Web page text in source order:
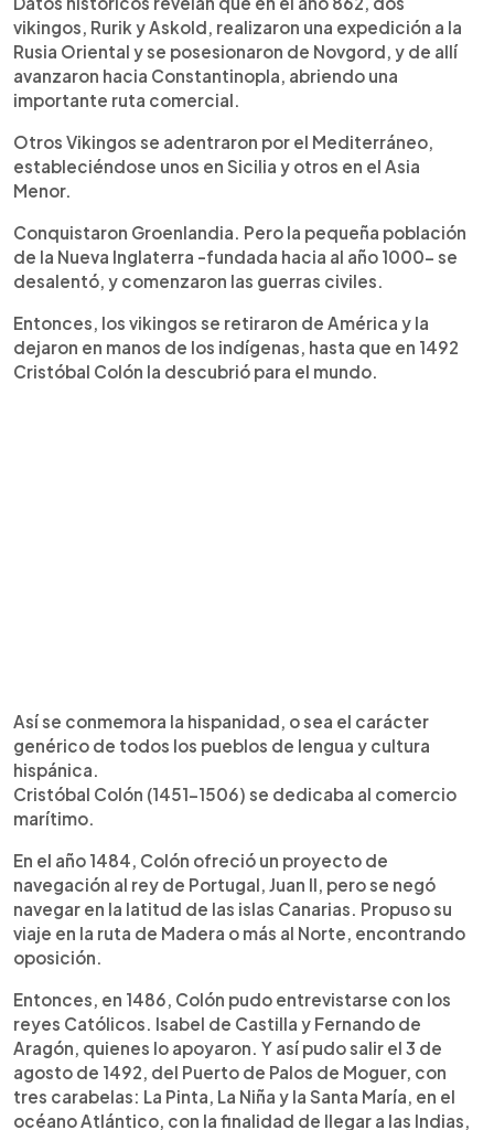
vikingos, Rurik y Askold, realizaron una expedición a la
Rusia Oriental y se posesionaron de Novgord, y de allí
avanzaron hacia Constantinopla, abriendo una
importante ruta comercial.
Otros Vikingos se adentraron por el Mediterráneo,
estableciéndose unos en Sicilia y otros en el Asia
Menor.
Conquistaron Groenlandia. Pero la pequeña población
de la Nueva Inglaterra -fundada hacia al año 1000- se
desalentó, y comenzaron las guerras civiles.
Entonces, los vikingos se retiraron de América y la
dejaron en manos de los indígenas, hasta que en 1492
Cristóbal Colón la descubrió para el mundo.
​Así se conmemora la hispanidad, o sea el carácter
genérico de todos los pueblos de lengua y cultura
hispánica.
​Cristóbal Colón (1451-1506) se dedicaba al comercio
marítimo.
En el año 1484, Colón ofreció un proyecto de
navegación al rey de Portugal, Juan II, pero se negó
navegar en la latitud de las islas Canarias. Propuso su
viaje en la ruta de Madera o más al Norte, encontrando
oposición.
Entonces, en 1486, Colón pudo entrevistarse con los
reyes Católicos. Isabel de Castilla y Fernando de
Aragón, quienes lo apoyaron. Y así pudo salir el 3 de
agosto de 1492, del Puerto de Palos de Moguer, con
tres carabelas: La Pinta, La Niña y la Santa María, en el
océano Atlántico, con la finalidad de llegar a las Indias,